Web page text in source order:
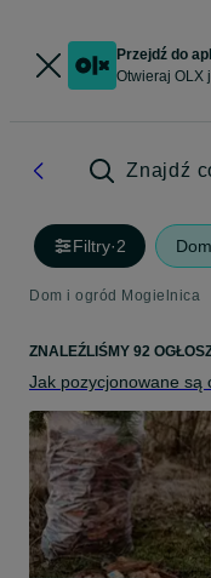
Przejdź do
Otwieraj OLX
Znajdź
Filtry·2
Dom i ogród Mogielnica
ZNALEŹLIŚMY 92
Jak pozycjonowane są